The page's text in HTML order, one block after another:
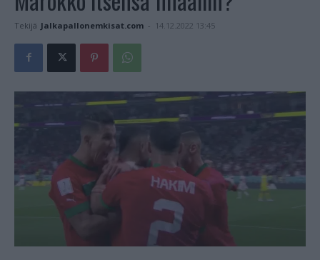
Tekijä Jalkapallonemkisat.com - 14.12.2022 13:45